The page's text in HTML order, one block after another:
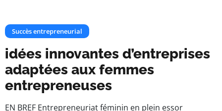
Succès entrepreneurial
idées innovantes d’entreprises
adaptées aux femmes
entrepreneuses
EN BREF Entrepreneuriat féminin en plein essor